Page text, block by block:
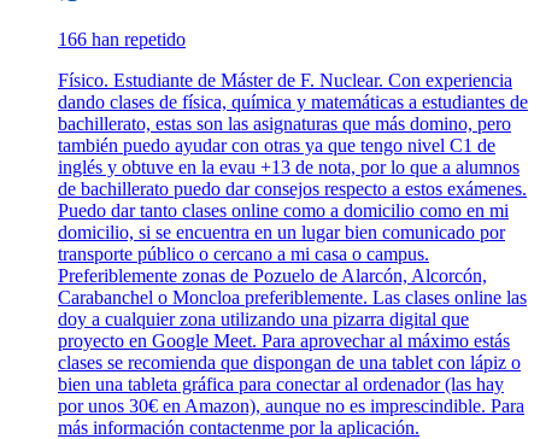
166 han repetido
Físico. Estudiante de Máster de F. Nuclear. Con experiencia
dando clases de física, química y matemáticas a estudiantes de
bachillerato, estas son las asignaturas que más domino, pero
también puedo ayudar con otras ya que tengo nivel C1 de
inglés y obtuve en la evau +13 de nota, por lo que a alumnos
de bachillerato puedo dar consejos respecto a estos exámenes.
Puedo dar tanto clases online como a domicilio como en mi
domicilio, si se encuentra en un lugar bien comunicado por
transporte público o cercano a mi casa o campus.
Preferiblemente zonas de Pozuelo de Alarcón, Alcorcón,
Carabanchel o Moncloa preferiblemente. Las clases online las
doy a cualquier zona utilizando una pizarra digital que
proyecto en Google Meet. Para aprovechar al máximo estás
clases se recomienda que dispongan de una tablet con lápiz o
bien una tableta gráfica para conectar al ordenador (las hay
por unos 30€ en Amazon), aunque no es imprescindible. Para
más información contactenme por la aplicación.